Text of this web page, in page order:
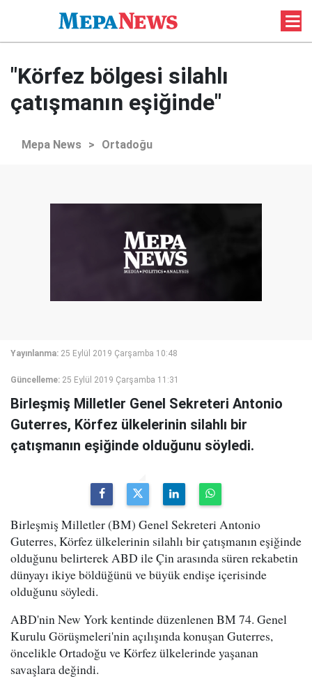
"Körfez bölgesi silahlı
çatışmanın eşiğinde"
Mepa News > Ortadoğu
Yayınlanma: 25 Eylül 2019 Çarşamba 10:48
Güncelleme: 25 Eylül 2019 Çarşamba 11:31
Birleşmiş Milletler Genel Sekreteri Antonio
Guterres, Körfez ülkelerinin silahlı bir
çatışmanın eşiğinde olduğunu söyledi.
Birleşmiş Milletler (BM) Genel Sekreteri Antonio
Guterres, Körfez ülkelerinin silahlı bir çatışmanın eşiğinde
olduğunu belirterek ABD ile Çin arasında süren rekabetin
dünyayı ikiye böldüğünü ve büyük endişe içerisinde
olduğunu söyledi.
ABD'nin New York kentinde düzenlenen BM 74. Genel
Kurulu Görüşmeleri'nin açılışında konuşan Guterres,
öncelikle Ortadoğu ve Körfez ülkelerinde yaşanan
savaşlara değindi.